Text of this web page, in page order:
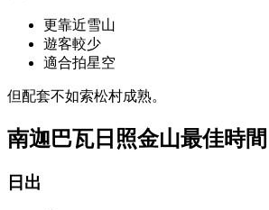
更靠近雪山
遊客較少
適合拍星空
但配套不如索松村成熟。
南迦巴瓦日照金山最佳時間
日出